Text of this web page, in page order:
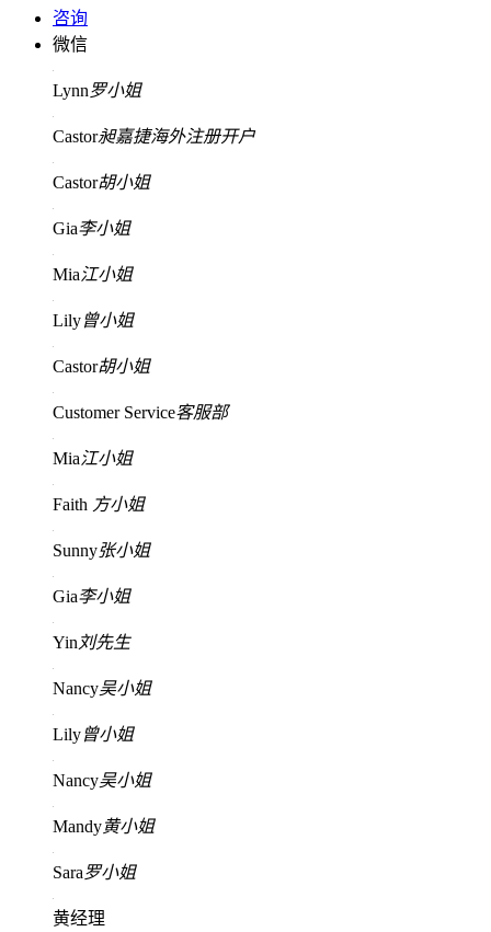
咨询
微信
Lynn罗小姐
Castor昶嘉捷海外注册开户
Castor胡小姐
Gia李小姐
Mia江小姐
Lily曾小姐
Castor胡小姐
Customer Service客服部
Mia江小姐
Faith 方小姐
Sunny张小姐
Gia李小姐
Yin 刘先生
Nancy吴小姐
Lily曾小姐
Nancy吴小姐
Mandy黄小姐
Sara罗小姐
黄经理